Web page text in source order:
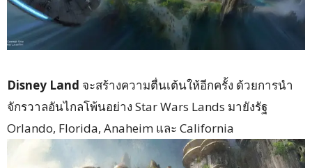
Disney Land จะสร้างความตื่นเต้นให้อีกครั้ง ด้วยการนำ
จักรวาลอันไกลโพ้นอย่าง Star Wars Lands มายังรัฐ
Orlando, Florida, Anaheim และ California